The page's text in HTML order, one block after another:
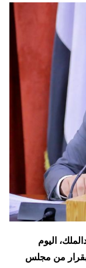
اليوم
بقرار من مجلس